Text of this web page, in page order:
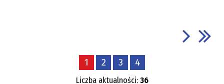
1 2 3 4
Liczba aktualności: 36